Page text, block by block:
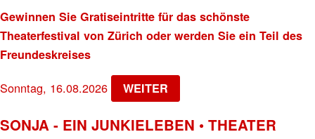
Gewinnen Sie Gratiseintritte für das schönste
Theaterfestival von Zürich oder werden Sie ein Teil des
Freundeskreises
Sonntag, 16.08.2026 WEITER
SONJA - EIN JUNKIELEBEN • THEATER